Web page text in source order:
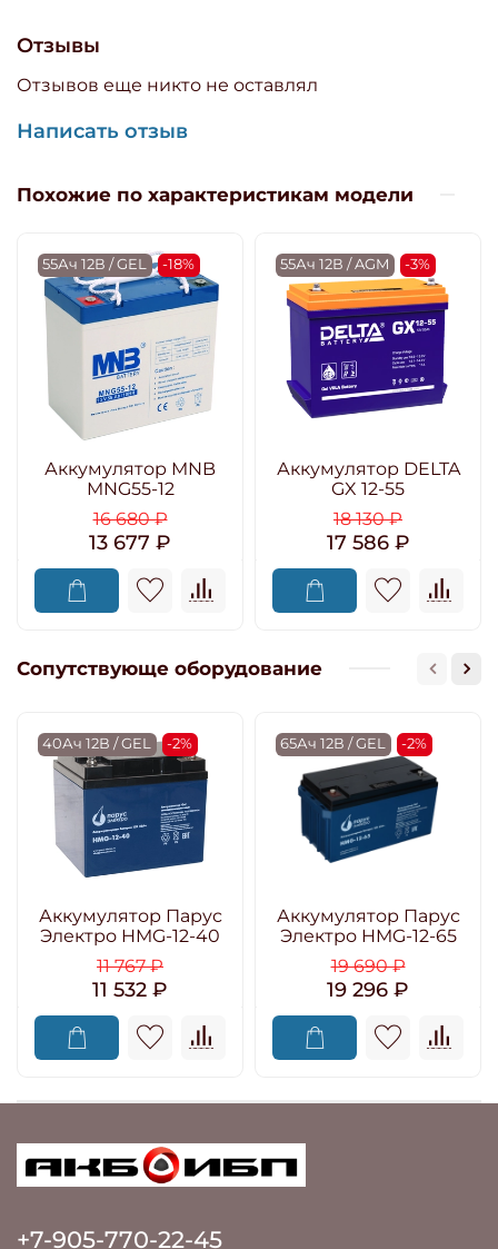
Отзывы
Отзывов еще никто не оставлял
Написать отзыв
Похожие по характеристикам модели
55Ач 12В / GEL -18%
Аккумулятор MNB
MNG55-12
16 680 ₽
13 677 ₽
55Ач 12В / AGM -3%
Аккумулятор DELTA
GX 12-55
18 130 ₽
17 586 ₽
Сопутствующе оборудование
40Ач 12В / GEL -2%
Аккумулятор Парус
Электро HMG-12-40
11 767 ₽
11 532 ₽
65Ач 12В / GEL -2%
Аккумулятор Парус
Электро HMG-12-65
19 690 ₽
19 296 ₽
+7-905-770-22-45